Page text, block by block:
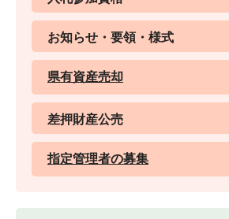
お知らせ・要領・様式
県有資産売却
差押財産公売
指定管理者の募集